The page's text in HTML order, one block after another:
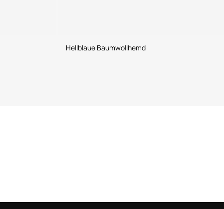
Hellblaue Baumwollhemd